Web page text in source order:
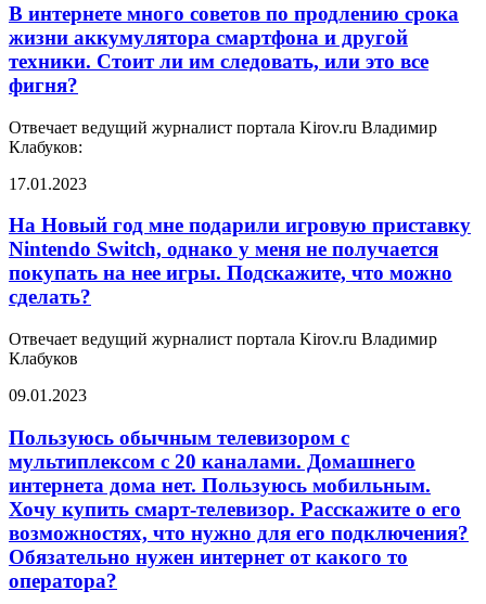
В интернете много советов по продлению срока
жизни аккумулятора смартфона и другой
техники. Стоит ли им следовать, или это все
фигня?
Отвечает ведущий журналист портала Kirov.ru Владимир
Клабуков:
17.01.2023
На Новый год мне подарили игровую приставку
Nintendo Switch, однако у меня не получается
покупать на нее игры. Подскажите, что можно
сделать?
Отвечает ведущий журналист портала Kirov.ru Владимир
Клабуков
09.01.2023
Пользуюсь обычным телевизором с
мультиплексом с 20 каналами. Домашнего
интернета дома нет. Пользуюсь мобильным.
Хочу купить смарт-телевизор. Расскажите о его
возможностях, что нужно для его подключения?
Обязательно нужен интернет от какого то
оператора?